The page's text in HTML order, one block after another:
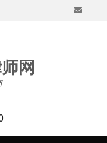
网